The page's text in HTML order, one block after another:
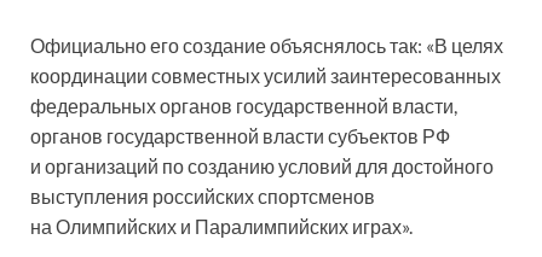
Официально его создание объяснялось так: «В целях
координации совместных усилий заинтересованных
федеральных органов государственной власти,
органов государственной власти субъектов РФ
и организаций по созданию условий для достойного
выступления российских спортсменов
на Олимпийских и Паралимпийских играх».